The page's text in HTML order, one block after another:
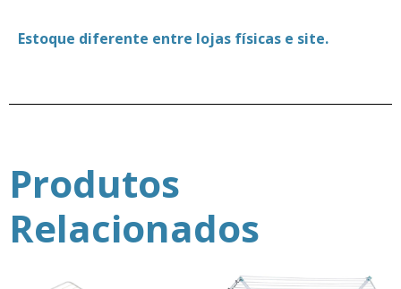
Estoque diferente entre lojas físicas e site.
Produtos
Relacionados